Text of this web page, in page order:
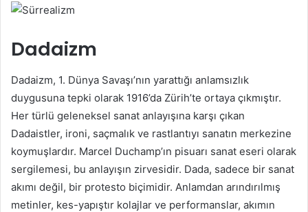
Dadaizm
Dadaizm, 1. Dünya Savaşı’nın yarattığı anlamsızlık
duygusuna tepki olarak 1916’da Zürih’te ortaya çıkmıştır.
Her türlü geleneksel sanat anlayışına karşı çıkan
Dadaistler, ironi, saçmalık ve rastlantıyı sanatın merkezine
koymuşlardır. Marcel Duchamp’ın pisuarı sanat eseri olarak
sergilemesi, bu anlayışın zirvesidir. Dada, sadece bir sanat
akımı değil, bir protesto biçimidir. Anlamdan arındırılmış
metinler, kes-yapıştır kolajlar ve performanslar, akımın